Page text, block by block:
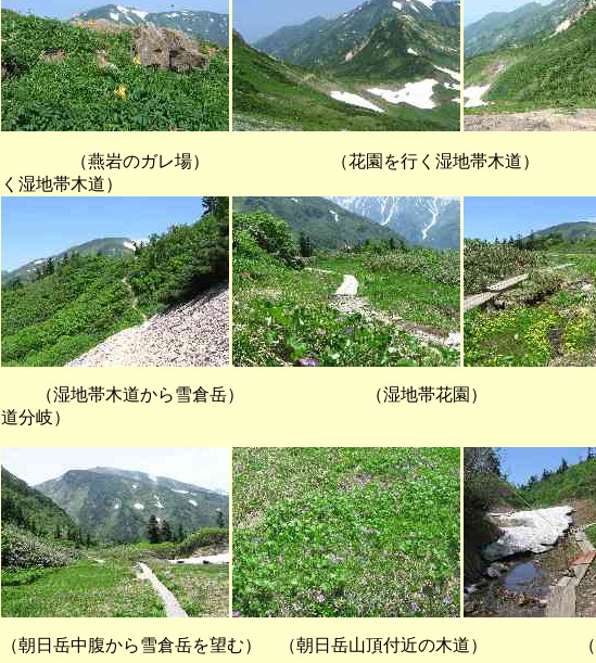
（燕岩のガレ場） （花園を行く湿地帯木道） （
く湿地帯木道）
（湿地帯木道から雪倉岳） （湿地帯花園
道分岐）
（朝日岳中腹から雪倉岳を望む） （朝日岳山頂付近の木道） （